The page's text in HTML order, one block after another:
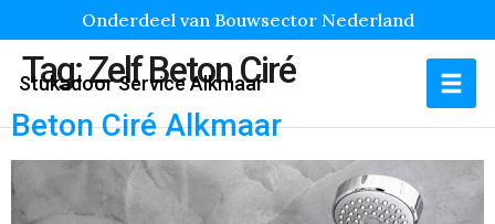
Onderdeel van Bouwsector Nederland
Stukadoor Service Alkmaar
Tag:Zelf Beton Ciré
Beton Ciré Alkmaar